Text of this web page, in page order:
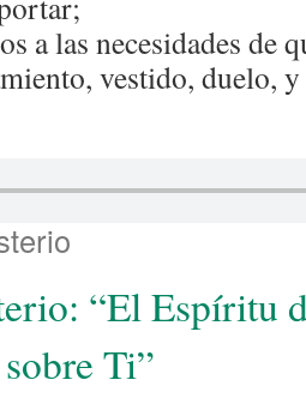
a las necesidades de
vestido, duelo,
“El Espíritu
Ti”